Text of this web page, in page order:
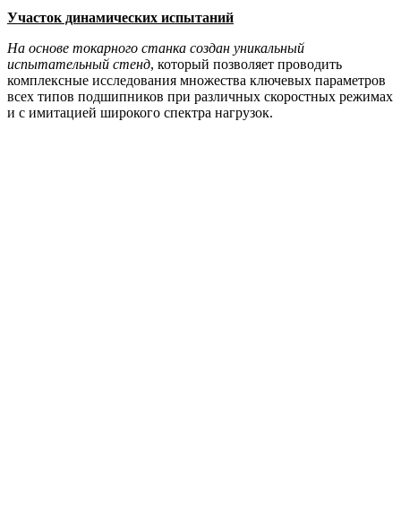
Участок динамических испытаний
На основе токарного станка создан уникальный
испытательный стенд, который позволяет проводить
комплексные исследования множества ключевых параметров
всех типов подшипников при различных скоростных режимах
и с имитацией широкого спектра нагрузок.